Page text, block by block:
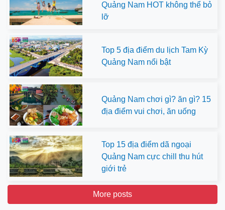
Quảng Nam HOT không thể bỏ
lỡ
Top 5 địa điểm du lịch Tam Kỳ
Quảng Nam nổi bật
Quảng Nam chơi gì? ăn gì? 15
địa điểm vui chơi, ăn uống
Top 15 địa điểm dã ngoại
Quảng Nam cực chill thu hút
giới trẻ
More posts